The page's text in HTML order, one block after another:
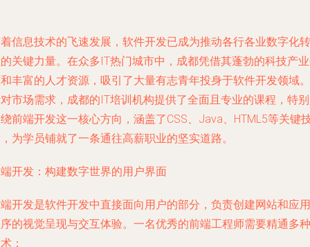
信息技术的飞速发展，软件开发已成为推动各行各业数字化转
关键力量。在众多IT热门城市中，成都凭借其蓬勃的科技产
丰富的人才资源，吸引了大量有志青年投身于软件开发领域。
市场需求，成都的IT培训机构提供了全面且专业的课程，特
前端开发这一核心方向，涵盖了CSS、Java、HTML5等关键
为学员铺就了一条通往高薪职业的坚实道路。
开发：构建数字世界的用户界面
开发是软件开发中直接面向用户的部分，负责创建网站和应用
的视觉呈现与交互体验。一名优秀的前端工程师需要精通多种
：